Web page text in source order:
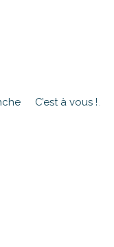
C’est à vous !